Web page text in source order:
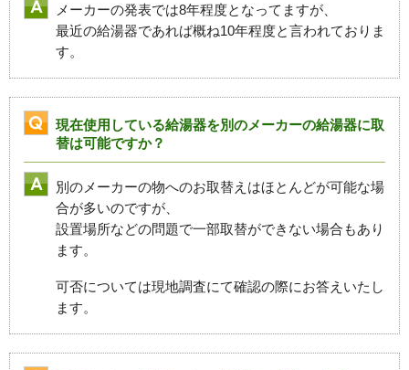
メーカーの発表では8年程度となってますが、
最近の給湯器であれば概ね10年程度と言われておりま
す。
現在使用している給湯器を別のメーカーの給湯器に取
替は可能ですか？
別のメーカーの物へのお取替えはほとんどが可能な場
合が多いのですが、
設置場所などの問題で一部取替ができない場合もあり
ます。
可否については現地調査にて確認の際にお答えいたし
ます。